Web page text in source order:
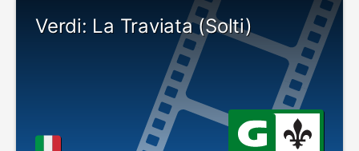
Verdi: La Traviata (Solti)